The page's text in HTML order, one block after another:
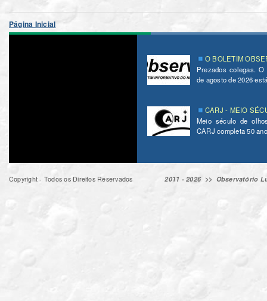
Página Inicial
O BOLETIM
Prezados colegas.
de agosto de 2026
CARJ - MEIO
Meio século de
CARJ completa 50
Copyright - Todos os Direitos Reservados 2011 - 2026 >> Observatório